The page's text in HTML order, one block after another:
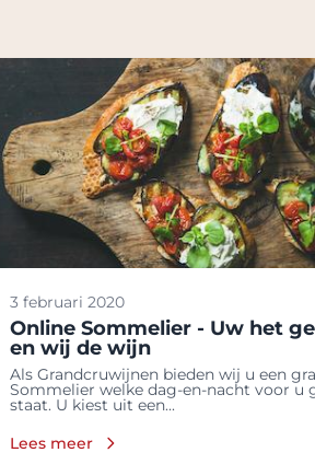
3 februari 2020
Online Sommelier - Uw het
en wij de wijn
Als Grandcruwijnen bieden wij u een
Sommelier welke dag-en-nacht voor u
staat. U kiest uit een...
Lees meer